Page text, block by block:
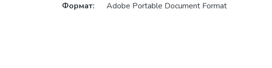
Формат:
Adobe Portable Document Format